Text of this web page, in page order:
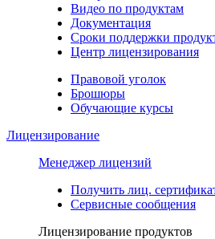
Видео по продуктам
Документация
Сроки поддержки
Центр лицензирования
Правовой уголок
Брошюры
Обучающие курсы
Лицензирование
Менеджер лицензий
Получить лиц.
Сервисные сообщения
Лицензирование продуктов